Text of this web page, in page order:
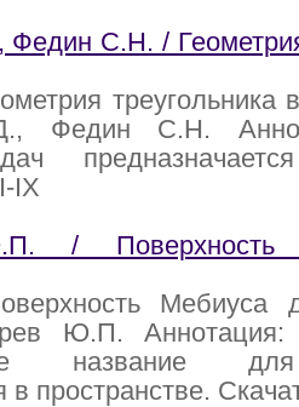
С.Н. /
треугольника
Федин С.Н.
IX
/ Поверхность
Мебиуса
Ю.П. Аннотация:
название
в пространстве.